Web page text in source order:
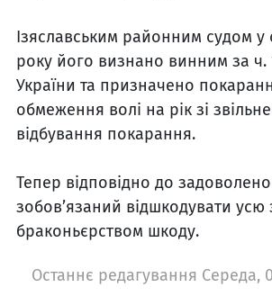
Ізяславським районним судом у
року його визнано винним за ч.
України та призначено
обмеження волі на рік зі
відбування покарання.
Тепер відповідно до
зобов’язаний відшкодувати усю
браконьєрством шкоду.
Останнє редагування Середа,